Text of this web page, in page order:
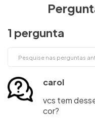
1 pergunta
carol
vcs tem
cor?